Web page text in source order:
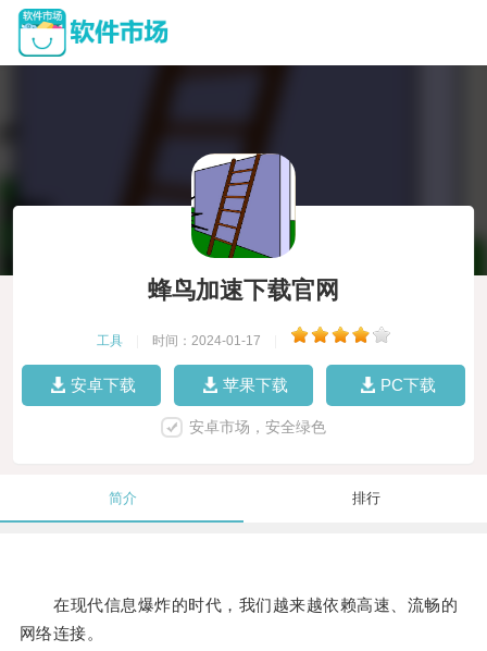
蜂鸟加速下载官网
工具 时间：2024-01-17
安卓下载 苹果下载 PC下载
安卓市场，安全绿色
简介 排行
在现代信息爆炸的时代，我们越来越依赖高速、流畅的
网络连接。